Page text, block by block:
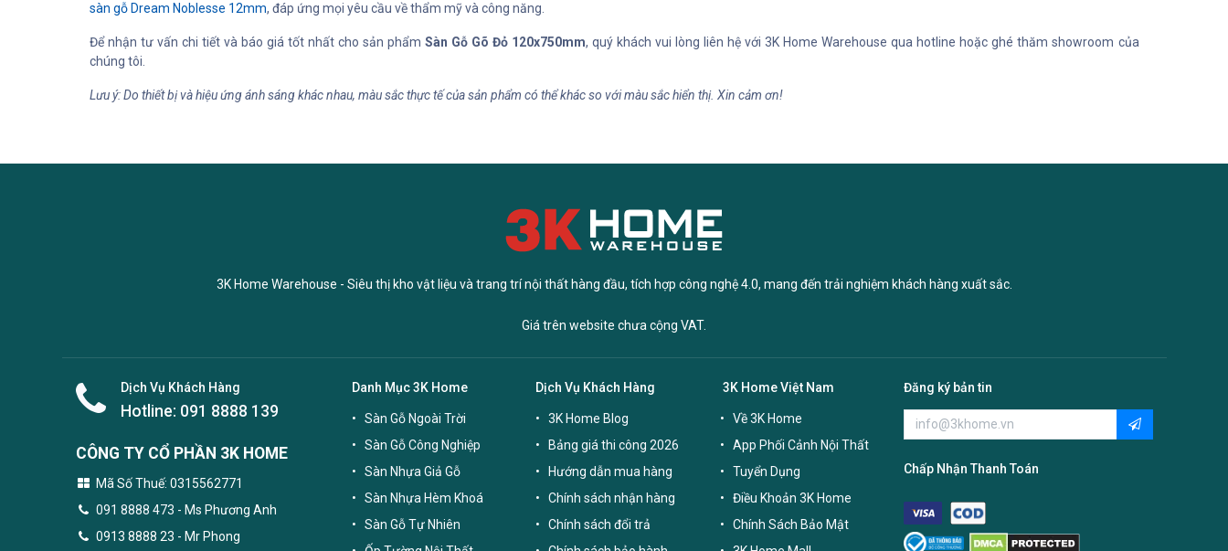
sàn gỗ Dream Noblesse 12mm, đáp ứng mọi yêu cầu về thẩm mỹ và công năng.
Để nhận tư vấn chi tiết và báo giá tốt nhất cho sản phẩm Sàn Gỗ Gõ Đỏ 120x750mm, quý khách vui lòng liên hệ với 3K Home Warehouse qua hotline hoặc ghé thăm showroom của
chúng tôi.
Lưu ý: Do thiết bị và hiệu ứng ánh sáng khác nhau, màu sắc thực tế của sản phẩm có thể khác so với màu sắc hiển thị. Xin cảm ơn!
3K Home Warehouse - Siêu thị kho vật liệu và trang trí nội thất hàng đầu, tích hợp công nghệ 4.0, mang đến trải nghiệm khách hàng xuất sắc.
Giá trên website chưa cộng VAT.
Dịch Vụ Khách Hàng
Hotline: 091 8888 139
CÔNG TY CỔ PHẦN 3K HOME
Mã Số Thuế: 0315562771
091 8888 473 - Ms Phương Anh
0913 8888 23 - Mr Phong
Danh Mục 3K Home
Sàn Gỗ Ngoài Trời
Sàn Gỗ Công Nghiệp
Sàn Nhựa Giả Gỗ
Sàn Nhựa Hèm Khoá
Sàn Gỗ Tự Nhiên
Dịch Vụ Khách Hàng
3K Home Blog
Bảng giá thi công 2026
Hướng dẫn mua hàng
Chính sách nhận hàng
Chính sách đổi trả
3K Home Việt Nam
Về 3K Home
App Phối Cảnh Nội Thất
Tuyển Dụng
Điều Khoản 3K Home
Chính Sách Bảo Mật
Đăng ký bản tin
Chấp Nhận Thanh Toán